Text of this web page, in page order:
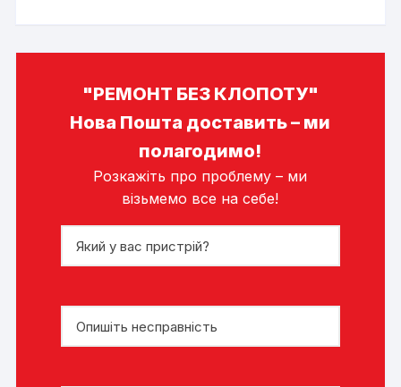
"РЕМОНТ БЕЗ КЛОПОТУ"
Нова Пошта доставить – ми
полагодимо!
Розкажіть про проблему – ми
візьмемо все на себе!